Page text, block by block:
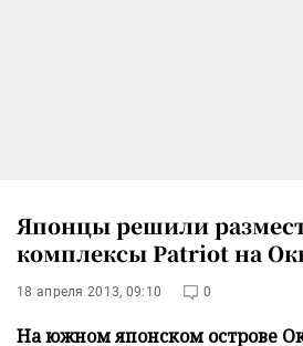
Японцы решили
комплексы Patriot на
18 апреля 2013, 09:10 0
На южном японском острове